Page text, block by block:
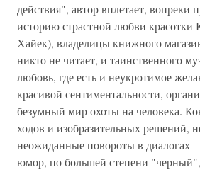
действия", автор вплетает,
историю страстной любви
Хайек), владелицы книжного
никто не читает, и таинственного
любовь, где есть и неукротимое
красивой сентиментальности,
безумный мир охоты на человека.
ходов и изобразительных решений,
неожиданные повороты в диалогах
юмор, по большей степени